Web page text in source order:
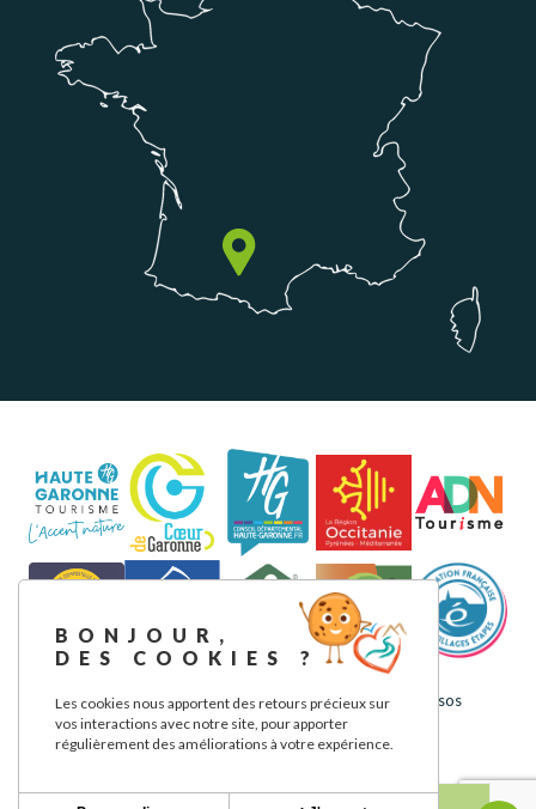
Aviso legalPolítica de privacidadNuestros compromisos
BONJOUR,
DES COOKIES ?
Les cookies nous apportent des retours précieux sur
vos interactions avec notre site, pour apporter
régulièrement des améliorations à votre expérience.